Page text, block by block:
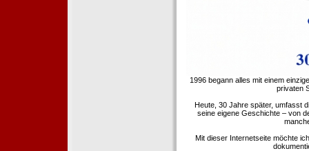
1996 begann alles mit einem
privaten
Heute, 30 Jahre später, umfasst
seine eigene Geschichte – von
Mit dieser Internetseite möchte